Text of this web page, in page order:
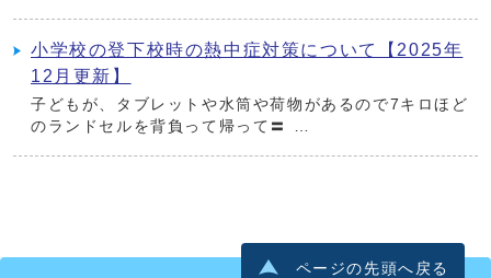
小学校の登下校時の熱中症対策について【2025年
12月更新】
子どもが、タブレットや水筒や荷物があるので7キロほど
のランドセルを背負って帰って〓 …
ページの先頭へ戻る